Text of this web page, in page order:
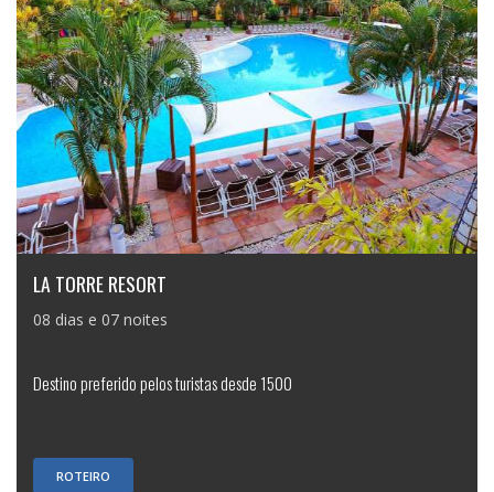
LA TORRE RESORT
08 dias e 07 noites
Destino preferido pelos turistas desde 1500
ROTEIRO